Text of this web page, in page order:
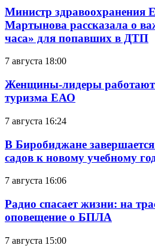
Министр здравоохранения
Мартынова рассказала о
часа» для попавших в ДТП
7 августа 18:00
Женщины-лидеры работают
туризма ЕАО
7 августа 16:24
В Биробиджане
садов к новому учебному
7 августа 16:06
Радио спасает жизни: на
оповещение о БПЛА
7 августа 15:00